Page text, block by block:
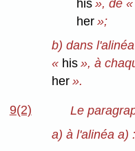
his», de «
her»;
b) dans
« his », à
her ».
9(2)
Le
a) à l'alinéa a) :